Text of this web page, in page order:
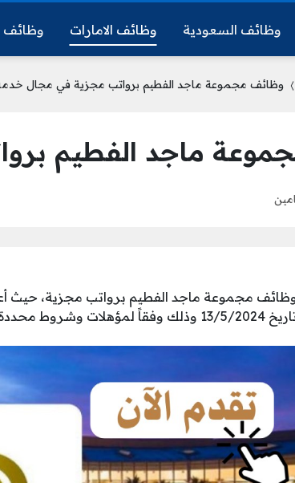
وظائف السعودية وظائف الامارات وظائف
وظائف مجموعة ماجد الفطيم برواتب مجزية في مجال خدمة
ماجد الفطيم
مجموعة ماجد الفطيم برواتب مجزية، حيث
2024 وذلك وفقاً لمؤهلات وشروط محددة للشاغر التالي: